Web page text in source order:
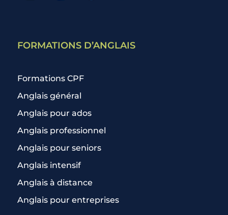
FORMATIONS D’ANGLAIS
Formations CPF
Anglais général
Anglais pour ados
Anglais professionnel
Anglais pour seniors
Anglais intensif
Anglais à distance
Anglais pour entreprises